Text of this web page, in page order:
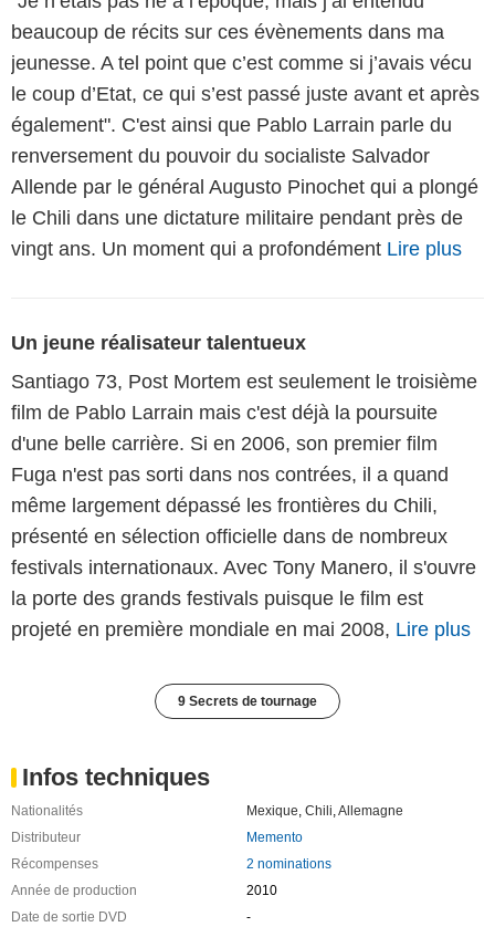
beaucoup de récits sur ces évènements dans ma
jeunesse. A tel point que c’est comme si j’avais vécu
le coup d’Etat, ce qui s’est passé juste avant et après
également". C'est ainsi que Pablo Larrain parle du
renversement du pouvoir du socialiste Salvador
Allende par le général Augusto Pinochet qui a plongé
le Chili dans une dictature militaire pendant près de
vingt ans. Un moment qui a profondément Lire plus
Un jeune réalisateur talentueux
Santiago 73, Post Mortem est seulement le troisième
film de Pablo Larrain mais c'est déjà la poursuite
d'une belle carrière. Si en 2006, son premier film
Fuga n'est pas sorti dans nos contrées, il a quand
même largement dépassé les frontières du Chili,
présenté en sélection officielle dans de nombreux
festivals internationaux. Avec Tony Manero, il s'ouvre
la porte des grands festivals puisque le film est
projeté en première mondiale en mai 2008, Lire plus
9 Secrets de tournage
Infos techniques
Nationalités Mexique, Chili,Allemagne
Distributeur
Memento
Récompenses
2 nominations
Année de production
2010
Date de sortie DVD
-